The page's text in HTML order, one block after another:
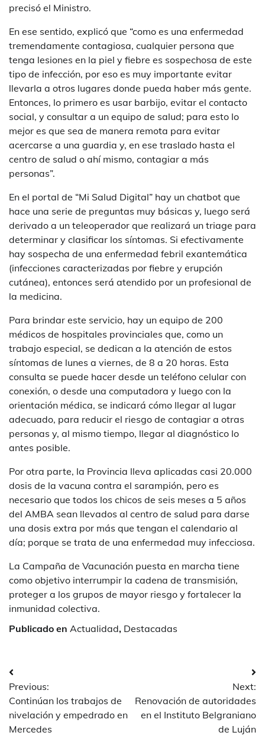
precisó el Ministro.
En ese sentido, explicó que “como es una enfermedad
tremendamente contagiosa, cualquier persona que
tenga lesiones en la piel y fiebre es sospechosa de este
tipo de infección, por eso es muy importante evitar
llevarla a otros lugares donde pueda haber más gente.
Entonces, lo primero es usar barbijo, evitar el contacto
social, y consultar a un equipo de salud; para esto lo
mejor es que sea de manera remota para evitar
acercarse a una guardia y, en ese traslado hasta el
centro de salud o ahí mismo, contagiar a más
personas”.
En el portal de “Mi Salud Digital” hay un chatbot que
hace una serie de preguntas muy básicas y, luego será
derivado a un teleoperador que realizará un triage para
determinar y clasificar los síntomas. Si efectivamente
hay sospecha de una enfermedad febril exantemática
(infecciones caracterizadas por fiebre y erupción
cutánea), entonces será atendido por un profesional de
la medicina.
Para brindar este servicio, hay un equipo de 200
médicos de hospitales provinciales que, como un
trabajo especial, se dedican a la atención de estos
síntomas de lunes a viernes, de 8 a 20 horas. Esta
consulta se puede hacer desde un teléfono celular con
conexión, o desde una computadora y luego con la
orientación médica, se indicará cómo llegar al lugar
adecuado, para reducir el riesgo de contagiar a otras
personas y, al mismo tiempo, llegar al diagnóstico lo
antes posible.
Por otra parte, la Provincia lleva aplicadas casi 20.000
dosis de la vacuna contra el sarampión, pero es
necesario que todos los chicos de seis meses a 5 años
del AMBA sean llevados al centro de salud para darse
una dosis extra por más que tengan el calendario al
día; porque se trata de una enfermedad muy infecciosa.
La Campaña de Vacunación puesta en marcha tiene
como objetivo interrumpir la cadena de transmisión,
proteger a los grupos de mayor riesgo y fortalecer la
inmunidad colectiva.
Publicado en Actualidad, Destacadas
Navegación
de
entradas
Previous:
Continúan los trabajos de
nivelación y empedrado en
Mercedes
Next:
Renovación de autoridades
en el Instituto Belgraniano
de Luján